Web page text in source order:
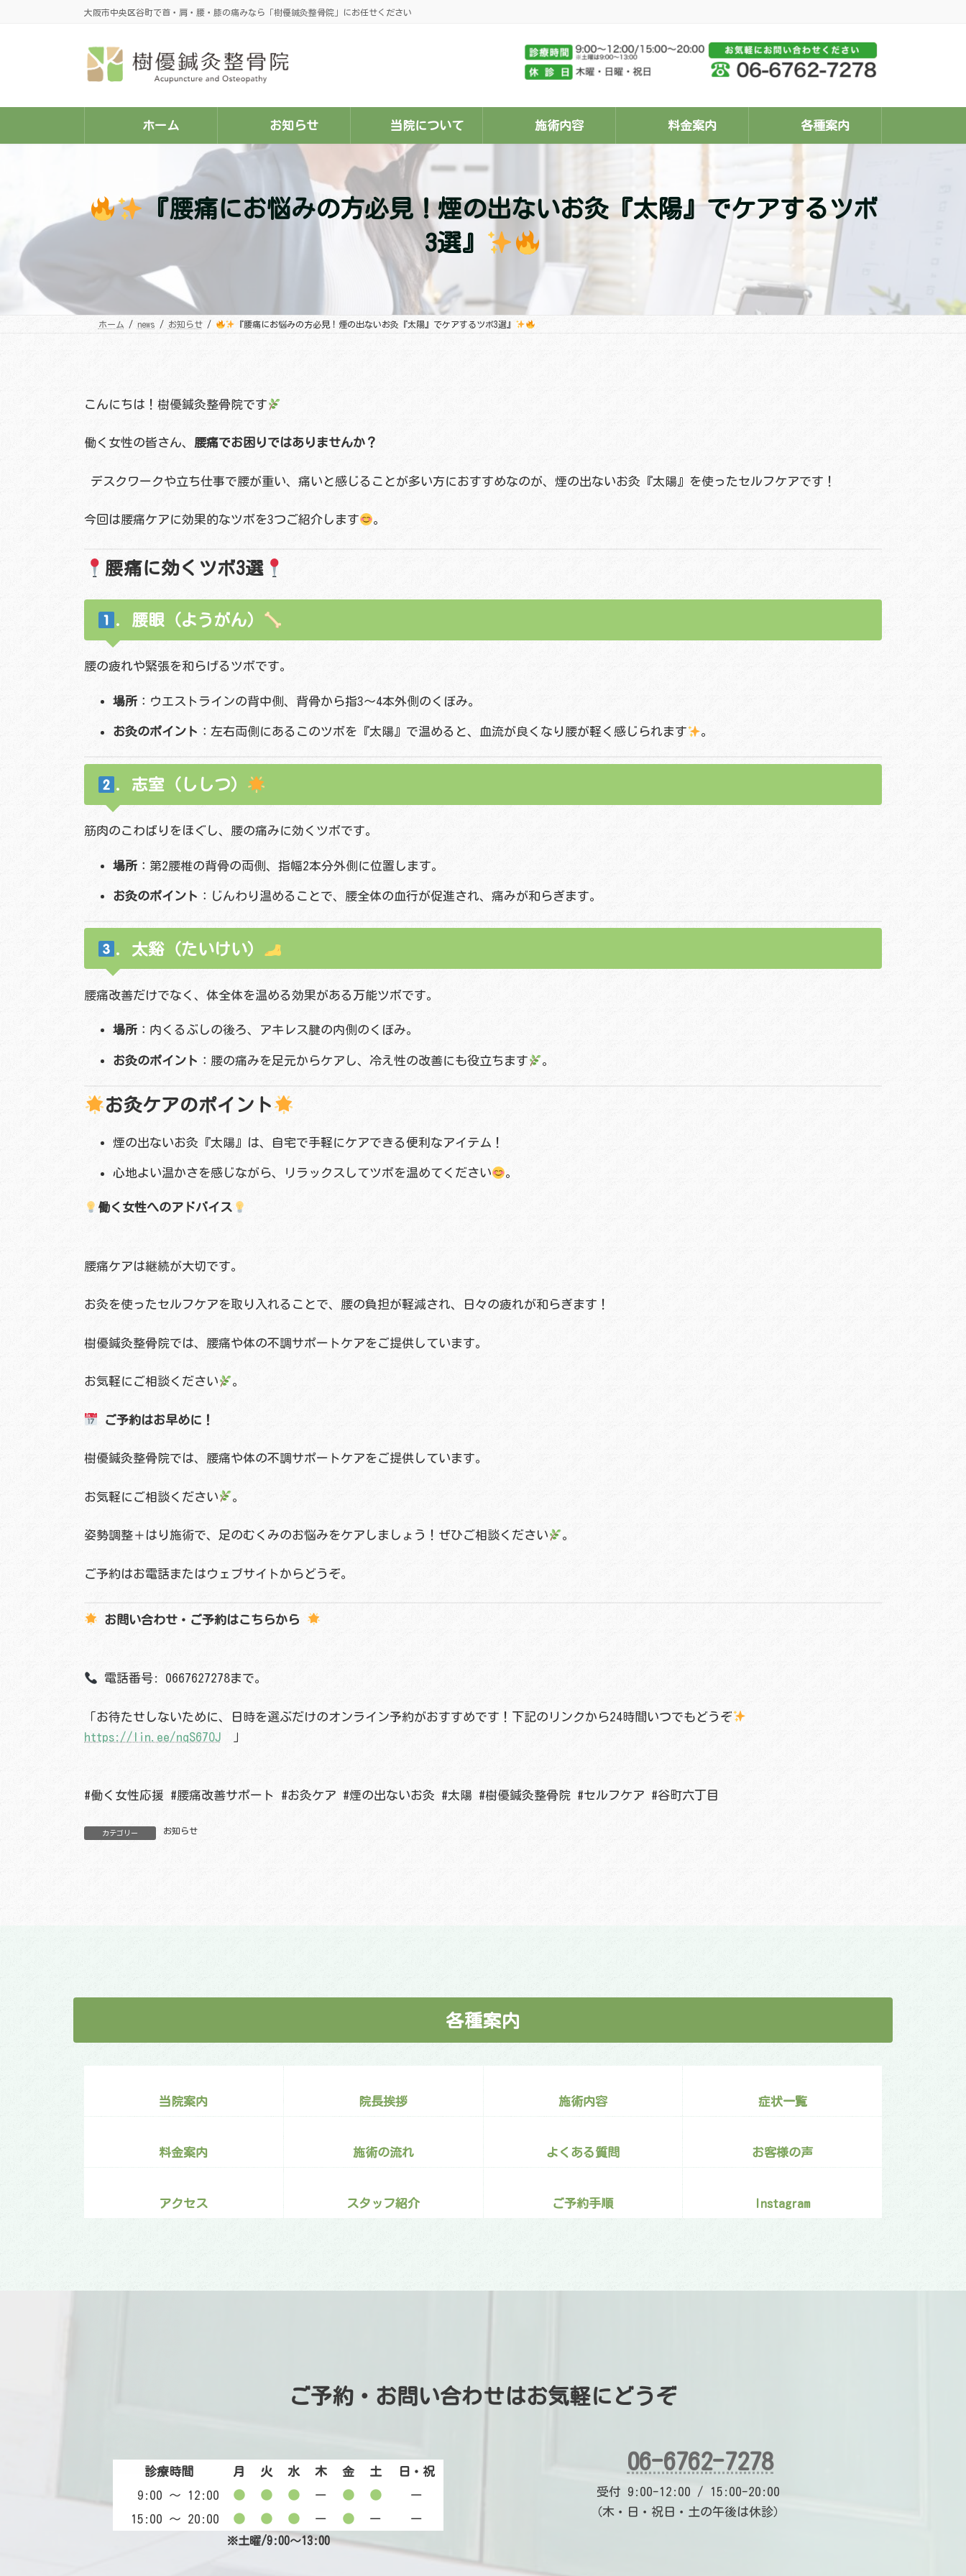
大阪市中央区谷町で首・肩・腰・膝の痛みなら「樹優鍼灸整骨院」にお任せください
ホーム お知らせ 当院について 施術内容 料金案内 各種案内
『腰痛にお悩みの方必見！煙の出ないお灸『太陽』でケアするツボ
3選』
ホーム news お知らせ 『腰痛にお悩みの方必見！煙の出ないお灸『太陽』でケアするツボ3選』
こんにちは！樹優鍼灸整骨院です
働く女性の皆さん、 腰痛でお困りではありませんか？
デスクワークや立ち仕事で腰が重い、痛いと感じることが多い方におすすめなのが、煙の出ないお灸『太陽』を使ったセルフケアです！
今回は腰痛ケアに効果的なツボを3つご紹介します 。
腰痛に効くツボ3選
. 腰眼（ようがん）
腰の疲れや緊張を和らげるツボです。
場所 ：ウエストラインの背中側、背骨から指3〜4本外側のくぼみ。
お灸のポイント ：左右両側にあるこのツボを『太陽』で温めると、血流が良くなり腰が軽く感じられます 。
. 志室（ししつ）
筋肉のこわばりをほぐし、腰の痛みに効くツボです。
場所 ：第2腰椎の背骨の両側、指幅2本分外側に位置します。
お灸のポイント ：じんわり温めることで、腰全体の血行が促進され、痛みが和らぎます。
. 太谿（たいけい）
腰痛改善だけでなく、体全体を温める効果がある万能ツボです。
場所 ：内くるぶしの後ろ、アキレス腱の内側のくぼみ。
お灸のポイント ：腰の痛みを足元からケアし、冷え性の改善にも役立ちます 。
お灸ケアのポイント
煙の出ないお灸『太陽』は、自宅で手軽にケアできる便利なアイテム！
心地よい温かさを感じながら、リラックスしてツボを温めてください 。
働く女性へのアドバイス
腰痛ケアは継続が大切です。
お灸を使ったセルフケアを取り入れることで、腰の負担が軽減され、日々の疲れが和らぎます！
樹優鍼灸整骨院では、腰痛や体の不調サポートケアをご提供しています。
お気軽にご相談ください 。
ご予約はお早めに！
樹優鍼灸整骨院では、腰痛や体の不調サポートケアをご提供しています。
お気軽にご相談ください 。
姿勢調整＋はり施術で、足のむくみのお悩みをケアしましょう！ぜひご相談ください 。
ご予約はお電話またはウェブサイトからどうぞ。
お問い合わせ・ご予約はこちらから
電話番号: 0667627278まで。
「お待たせしないために、日時を選ぶだけのオンライン予約がおすすめです！下記のリンクから24時間いつでもどうぞ
https://lin.ee/nqS67OJ 」
#働く女性応援 #腰痛改善サポート #お灸ケア #煙の出ないお灸 #太陽 #樹優鍼灸整骨院 #セルフケア #谷町六丁目
カテゴリー お知らせ
各種案内
当院案内 院長挨拶 施術内容 症状一覧
料金案内 施術の流れ よくある質問 お客様の声
アクセス スタッフ紹介 ご予約手順 Instagram
ご予約・お問い合わせはお気軽にどうぞ
診療時間 月 火 水 木 金 土
日・祝
9:00 〜 12:00
● ● ● ー ● ●
ー
15:00 〜 20:00
● ● ● ー ● ー ー
※土曜/9:00～13:00
06-6762-7278
受付 9:00-12:00 / 15:00-20:00
（木・日・祝日・土の午後は休診）